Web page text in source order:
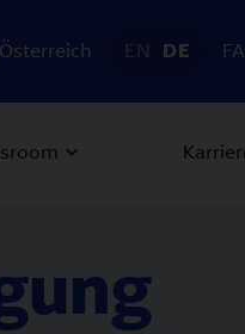
Österreich EN DE